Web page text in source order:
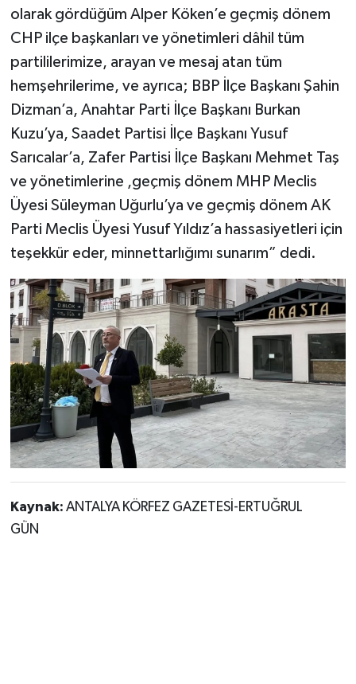
olarak gördüğüm Alper Köken’e geçmiş dönem
CHP ilçe başkanları ve yönetimleri dâhil tüm
partililerimize, arayan ve mesaj atan tüm
hemşehrilerime, ve ayrıca; BBP İlçe Başkanı Şahin
Dizman’a, Anahtar Parti İlçe Başkanı Burkan
Kuzu’ya, Saadet Partisi İlçe Başkanı Yusuf
Sarıcalar’a, Zafer Partisi İlçe Başkanı Mehmet Taş
ve yönetimlerine ,geçmiş dönem MHP Meclis
Üyesi Süleyman Uğurlu’ya ve geçmiş dönem AK
Parti Meclis Üyesi Yusuf Yıldız’a hassasiyetleri için
teşekkür eder, minnettarlığımı sunarım” dedi.
Kaynak: ANTALYA KÖRFEZ GAZETESİ-ERTUĞRUL
GÜN